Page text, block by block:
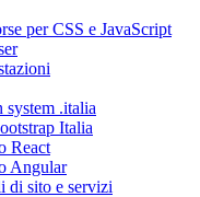
per CSS e JavaScript
system .italia
Italia
React
Angular
di sito e servizi